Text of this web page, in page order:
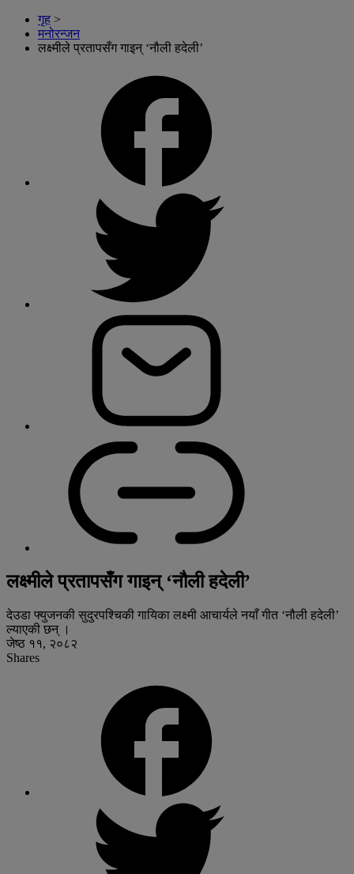
गृह >
मनोरन्जन
लक्ष्मीले प्रतापसँग गाइन् ‘नौली हदेली’
लक्ष्मीले प्रतापसँग गाइन् ‘नौली हदेली’
देउडा फ्युजनकी सुदुरपश्चिकी गायिका लक्ष्मी आचार्यले नयाँ गीत ‘नौली हदेली’
ल्याएकी छन् ।
जेष्ठ ११, २०८२
Shares